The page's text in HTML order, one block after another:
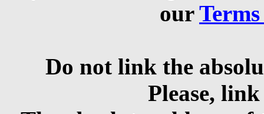
our
Do not link the
Please,